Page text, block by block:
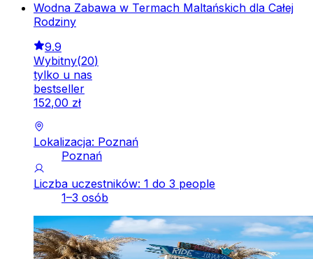
Wodna Zabawa w Termach Maltańskich dla Całej
Rodziny
9.9
Wybitny(20)
tylko u nas
bestseller
152,00 zł
Lokalizacja: Poznań
Poznań
Liczba uczestników: 1 do 3 people
1–3 osób